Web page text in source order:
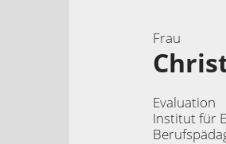
Frau
Evaluation
Institut für